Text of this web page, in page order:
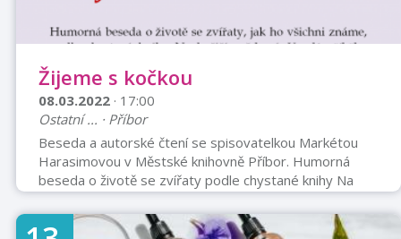
Žijeme s kočkou
08.03.2022 · 17:00
Ostatní ... · Příbor
Beseda a autorské čtení se spisovatelkou Markétou
Harasimovou v Městské knihovně Příbor. Humorná
beseda o životě se zvířaty podle chystané knihy Na
kočičí svědomí. Veselé příběhy ze života ab o tom, jak
nás chlupatí miláčci mají pod palcem...